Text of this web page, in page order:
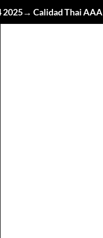
2025→ Calidad Thai AAA